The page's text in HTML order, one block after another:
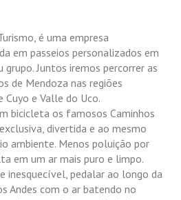
é uma empresa
em passeios personalizados em
grupo. Juntos iremos percorrer as
de Mendoza nas regiões
Cuyo e Valle do Uco.
bicicleta os famosos Caminhos
divertida e ao mesmo
ambiente. Menos poluição por
em um ar mais puro e limpo.
inesquecível, pedalar ao longo da
Andes com o ar batendo no